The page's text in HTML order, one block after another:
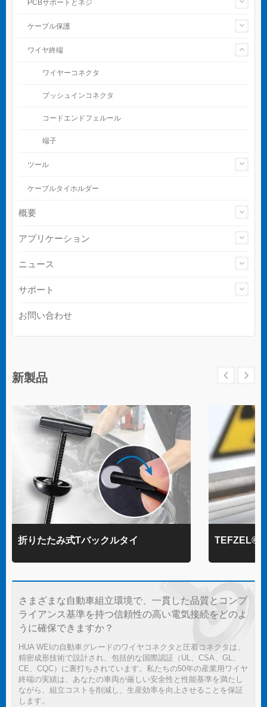
PCBサポートとネジ
ケーブル保護
ワイヤ終端
ワイヤーコネクタ
プッシュインコネクタ
コードエンドフェルール
端子
ツール
ケーブルタイホルダー
概要
アプリケーション
ニュース
サポート
お問い合わせ
新製品
折りたたみ式Tバックルタイ TEFZEL®
さまざまな自動車組立環境で、一貫した品質とコンプ
ライアンス基準を持つ信頼性の高い電気接続をどのよ
うに確保できますか？
HUA WEIの自動車グレードのワイヤコネクタと圧着コネクタは、
精密成形技術で設計され、包括的な国際認証（UL、CSA、GL、
CE、CQC）に裏打ちされています。私たちの50年の産業用ワイヤ
終端の実績は、あなたの車両が厳しい安全性と性能基準を満たし
ながら、組立コストを削減し、生産効率を向上させることを保証
します。